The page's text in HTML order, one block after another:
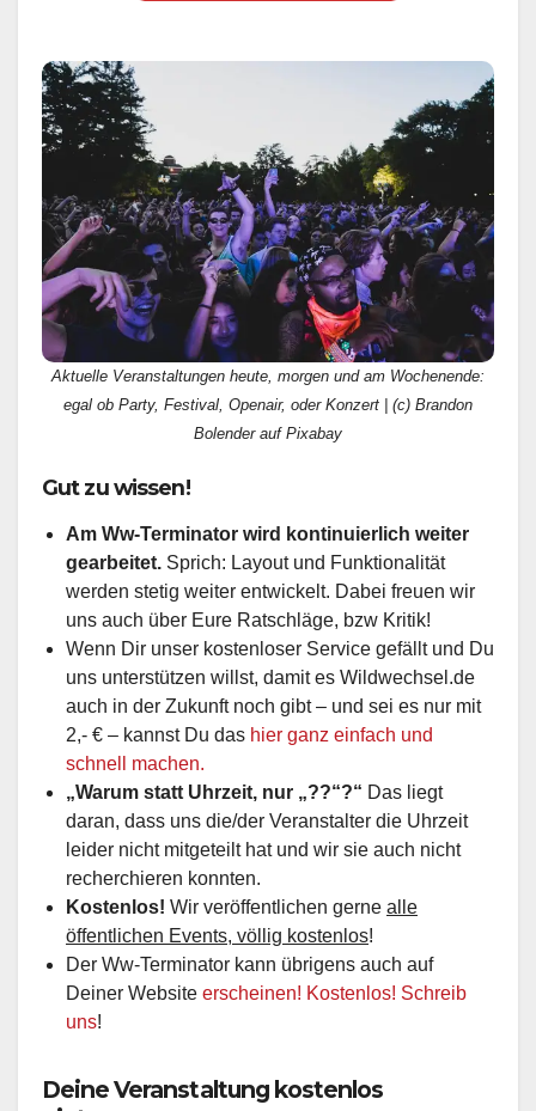
Aktuelle Veranstaltungen heute, morgen und am Wochenende:
egal ob Party, Festival, Openair, oder Konzert | (c) Brandon
Bolender auf Pixabay
Gut zu wissen!
Am Ww-Terminator wird kontinuierlich weiter
gearbeitet. Sprich: Layout und Funktionalität
werden stetig weiter entwickelt. Dabei freuen wir
uns auch über Eure Ratschläge, bzw Kritik!
Wenn Dir unser kostenloser Service gefällt und Du
uns unterstützen willst, damit es Wildwechsel.de
auch in der Zukunft noch gibt – und sei es nur mit
2,- € – kannst Du das hier ganz einfach und
schnell machen.
„Warum statt Uhrzeit, nur „??“?“ Das liegt
daran, dass uns die/der Veranstalter die Uhrzeit
leider nicht mitgeteilt hat und wir sie auch nicht
recherchieren konnten.
Kostenlos! Wir veröffentlichen gerne alle
öffentlichen Events, völlig kostenlos!
Der Ww-Terminator kann übrigens auch auf
Deiner Website erscheinen! Kostenlos! Schreib
uns!
Deine Veranstaltung kostenlos